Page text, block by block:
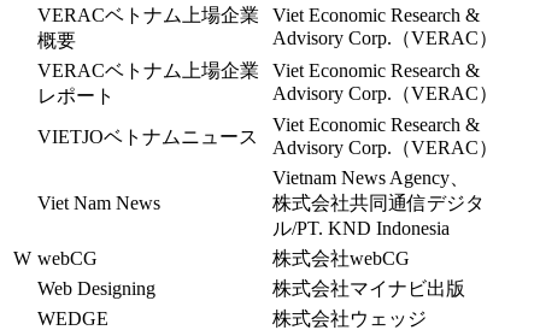
VERACベトナム上場企業
概要
Viet Economic Research &
Advisory Corp.（VERAC）
VERACベトナム上場企業
レポート
Viet Economic Research &
Advisory Corp.（VERAC）
VIETJOベトナムニュース
Viet Economic Research &
Advisory Corp.（VERAC）
Viet Nam News
Vietnam News Agency、
株式会社共同通信デジタ
ル/PT. KND Indonesia
W webCG
株式会社webCG
Web Designing
株式会社マイナビ出版
WEDGE
株式会社ウェッジ